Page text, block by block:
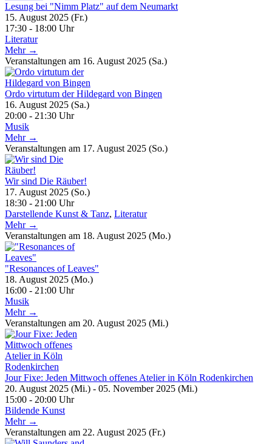
Lesung bei "Nimm Platz" auf dem Neumarkt
15. August 2025 (Fr.)
17:30 - 18:00 Uhr
Literatur
Mehr →
Veranstaltungen am 16. August 2025 (Sa.)
Ordo virtutum der Hildegard von Bingen
16. August 2025 (Sa.)
20:00 - 21:30 Uhr
Musik
Mehr →
Veranstaltungen am 17. August 2025 (So.)
Wir sind Die Räuber!
17. August 2025 (So.)
18:30 - 21:00 Uhr
Darstellende Kunst & Tanz, Literatur
Mehr →
Veranstaltungen am 18. August 2025 (Mo.)
"Resonances of Leaves"
18. August 2025 (Mo.)
16:00 - 21:00 Uhr
Musik
Mehr →
Veranstaltungen am 20. August 2025 (Mi.)
Jour Fixe: Jeden Mittwoch offenes Atelier in Köln Rodenkirchen
20. August 2025 (Mi.) - 05. November 2025 (Mi.)
15:00 - 20:00 Uhr
Bildende Kunst
Mehr →
Veranstaltungen am 22. August 2025 (Fr.)